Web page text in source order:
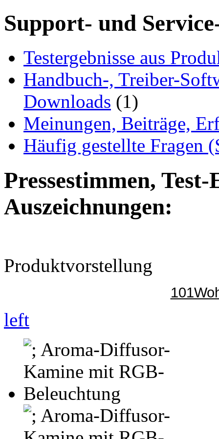
Support- und
Testergebnisse aus
Handbuch-, Treiber-
Downloads (1)
Meinungen, Beiträge,
Häufig gestellte Fragen
Pressestimmen,
Auszeichnungen:
Produktvorstellung
left